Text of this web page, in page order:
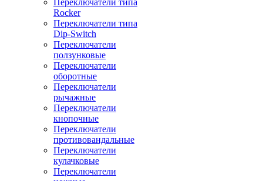
Переключатели типа
Rocker
Переключатели типа
Dip-Switch
Переключатели
ползунковые
Переключатели
оборотные
Переключатели
рычажные
Переключатели
кнопочные
Переключатели
противовандальные
Переключатели
кулачковые
Переключатели